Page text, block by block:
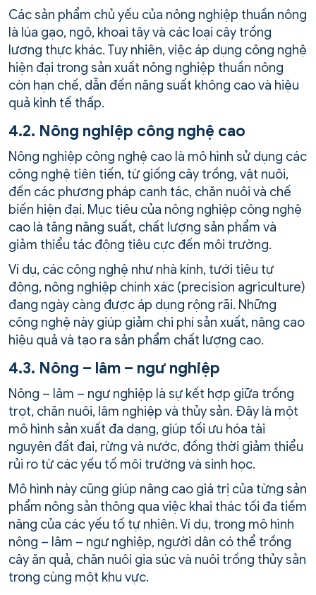
Các sản phẩm chủ yếu của nông nghiệp thuần nông
là lúa gạo, ngô, khoai tây và các loại cây trồng
lương thực khác. Tuy nhiên, việc áp dụng công nghệ
hiện đại trong sản xuất nông nghiệp thuần nông
còn hạn chế, dẫn đến năng suất không cao và hiệu
quả kinh tế thấp.
4.2. Nông nghiệp công nghệ cao
Nông nghiệp công nghệ cao là mô hình sử dụng các
công nghệ tiên tiến, từ giống cây trồng, vật nuôi,
đến các phương pháp canh tác, chăn nuôi và chế
biến hiện đại. Mục tiêu của nông nghiệp công nghệ
cao là tăng năng suất, chất lượng sản phẩm và
giảm thiểu tác động tiêu cực đến môi trường.
Ví dụ, các công nghệ như nhà kính, tưới tiêu tự
động, nông nghiệp chính xác (precision agriculture)
đang ngày càng được áp dụng rộng rãi. Những
công nghệ này giúp giảm chi phí sản xuất, nâng cao
hiệu quả và tạo ra sản phẩm chất lượng cao.
4.3. Nông – lâm – ngư nghiệp
Nông – lâm – ngư nghiệp là sự kết hợp giữa trồng
trọt, chăn nuôi, lâm nghiệp và thủy sản. Đây là một
mô hình sản xuất đa dạng, giúp tối ưu hóa tài
nguyên đất đai, rừng và nước, đồng thời giảm thiểu
rủi ro từ các yếu tố môi trường và sinh học.
Mô hình này cũng giúp nâng cao giá trị của từng sản
phẩm nông sản thông qua việc khai thác tối đa tiềm
năng của các yếu tố tự nhiên. Ví dụ, trong mô hình
nông – lâm – ngư nghiệp, người dân có thể trồng
cây ăn quả, chăn nuôi gia súc và nuôi trồng thủy sản
trong cùng một khu vực.